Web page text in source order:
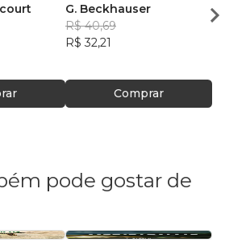
G. Beckhauser
R$ 40,69
R$ 32,21
Comprar
G.
R$
pode gostar de